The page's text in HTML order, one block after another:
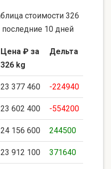
стоимости 326
10 дней
Цена ₽ за
326 kg
Дельта
23 377 460 -224940
23 602 400 -554200
24 156 600 244500
23 912 100 371640